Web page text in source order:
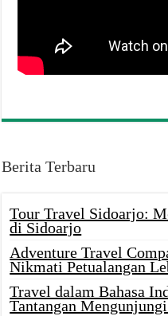
Berita Terbaru
Tour Travel Sidoarjo:
di Sidoarjo
Adventure Travel
Nikmati Petualangan
Travel dalam Bahasa
Tantangan